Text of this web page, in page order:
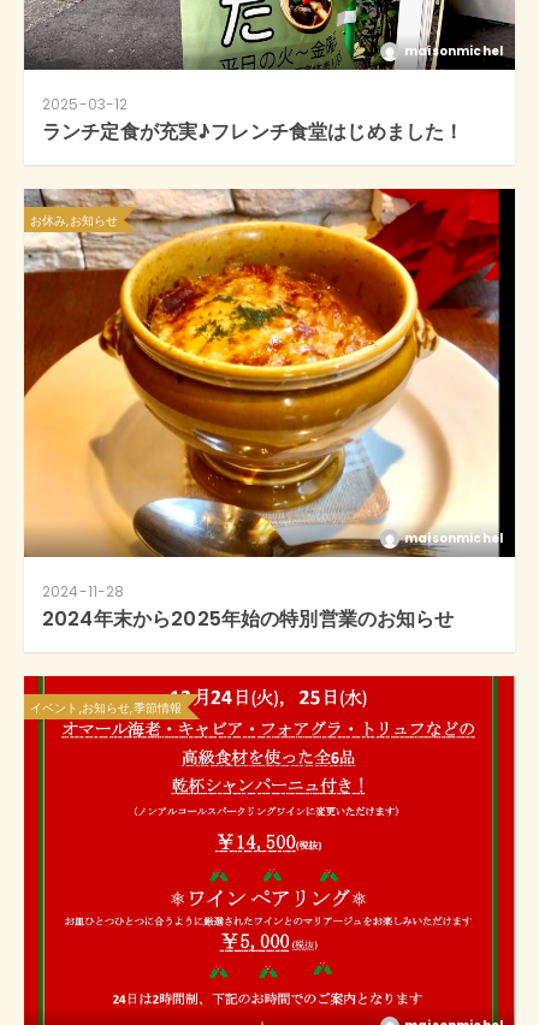
maisonmichel
2025-03-12
ランチ定食が充実♪フレンチ食堂はじめました！
お休み,お知らせ
maisonmichel
2024-11-28
2024年末から2025年始の特別営業のお知らせ
イベント,お知らせ,季節情報